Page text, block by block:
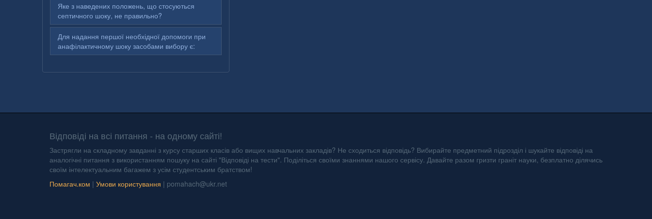
Яке з наведених положень, що стосуються
септичного шоку, не правильно?
Для надання першої необхідної допомоги при
анафілактичному шоку засобами вибору є:
Відповіді на всі питання - на одному сайті!
Застрягли на складному завданні з курсу старших класів або вищих навчальних закладів? Не сходиться відповідь? Вибирайте предметний підрозділ і шукайте відповіді на
аналогічні питання з використанням пошуку на сайті "Відповіді на тести". Поділіться своїми знаннями нашого сервісу. Давайте разом гризти граніт науки, безплатно ділячись
своїм інтелектуальним багажем з усім студентським братством!
Помагач.ком | Умови користування | pomahach@ukr.net